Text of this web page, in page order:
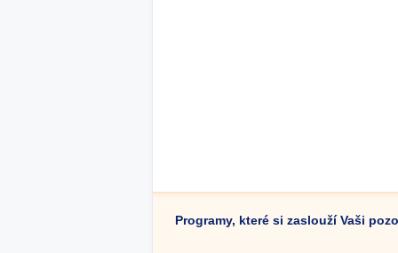
Programy, které si zaslouží Vaši